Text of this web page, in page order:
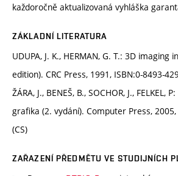
každoročně aktualizovaná vyhláška
ZÁKLADNÍ LITERATURA
UDUPA, J. K., HERMAN, G. T.: 3D imaging
edition). CRC Press, 1991, ISBN:0-8493-
ŽÁRA, J., BENEŠ, B., SOCHOR, J., FELKEL,
grafika (2. vydání). Computer Press, 2005,
(CS)
ZAŘAZENÍ PŘEDMĚTU VE STUDIJNÍCH